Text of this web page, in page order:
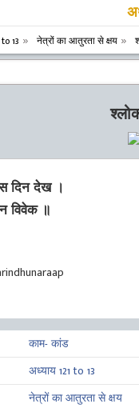
13 नेत्रों का आतुरता से क्षय
दिन देख ।
विवेक ॥
काम- कांड
अध्याय 121 to 13
नेत्रों का आतुरता से क्षय